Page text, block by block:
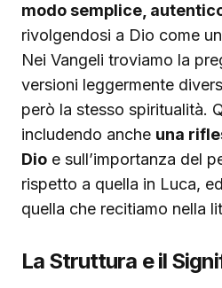
modo semplice,
rivolgendosi a Dio come
Nei Vangeli troviamo la
versioni leggermente
però la stesso spiritualità.
includendo anche una
Dio e sull’importanza del
rispetto a quella in Luca,
quella che recitiamo nella
La Struttura e il